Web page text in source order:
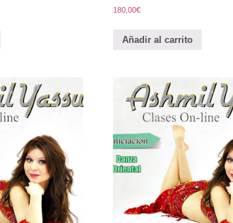
180,00€
Añadir al carrito